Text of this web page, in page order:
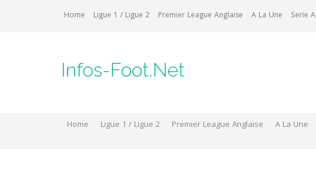
Home Ligue 1 / Ligue 2 Premier League Anglaise A La Une Serie A
Infos-Foot.Net
Home Ligue 1 / Ligue 2 Premier League Anglaise A La Une